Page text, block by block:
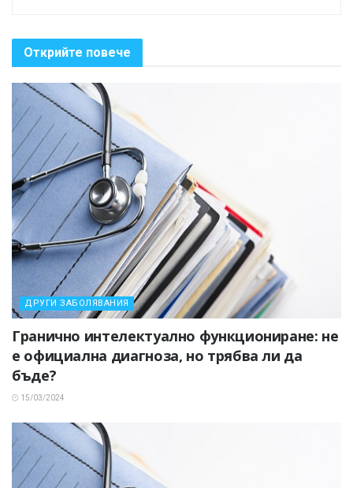
Открийте повече
ДРУГИ ЗАБОЛЯВАНИЯ
Гранично интелектуално функциониране: не
е официална диагноза, но трябва ли да
бъде?
15/03/2024